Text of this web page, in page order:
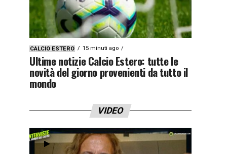
CALCIO ESTERO 15 minuti ago
Ultime notizie Calcio Estero: tutte le
novità del giorno provenienti da tutto il
mondo
VIDEO